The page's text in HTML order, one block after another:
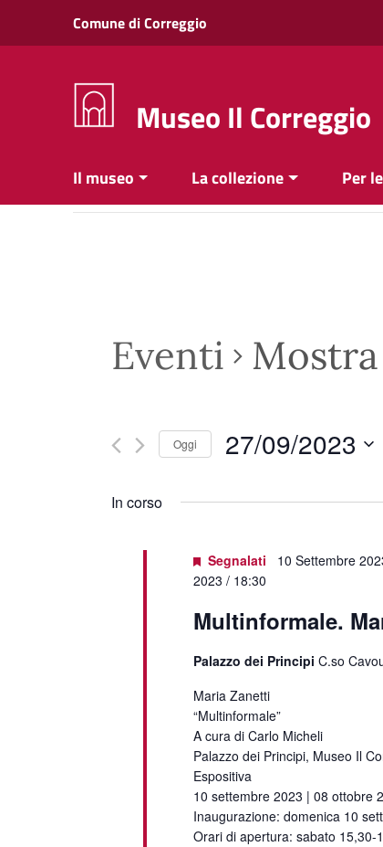
Vai ai contenuti
Vai al menu di navigazione
Comune di Correggio
Museo Il Correggio
Il museo La collezione Per
Eventi Mostra
Oggi 27/09/2023
la
In corso
Segnalati 10 Settembre
2023 / 18:30
Multinformale.
Palazzo dei Principi C.so
Maria Zanetti
“Multinformale”
A cura di Carlo Micheli
Palazzo dei Principi, Museo Il
Espositiva
10 settembre 2023 | 08 ottobre
Inaugurazione: domenica 10
Orari di apertura: sabato 15,30-